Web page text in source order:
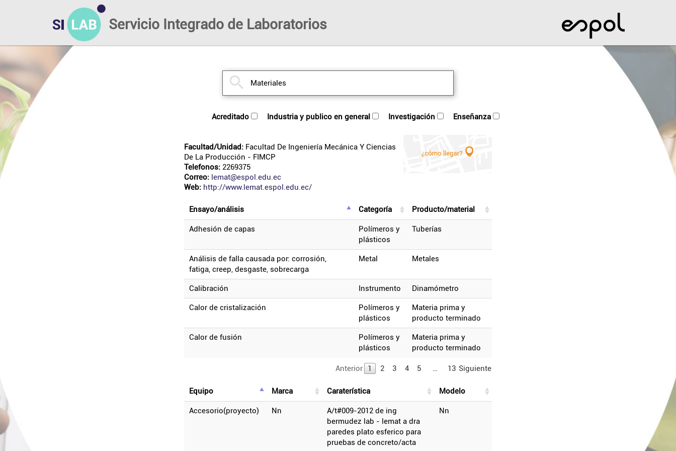
Servicio Integrado de Laboratorios
acreditado industria y publico en general investigación enseñanza
Facultad/Unidad: Facultad De Ingeniería Mecánica Y Ciencias
De La Producción - FIMCP
Telefonos: 2269375
Correo: lemat@espol.edu.ec
Web: http://www.lemat.espol.edu.ec/
ensayo/análisis categoría producto/material
adhesión de capas
polímeros y
plásticos
tuberías
análisis de falla causada por: corrosión,
fatiga, creep, desgaste, sobrecarga
metal metales
calibración instrumento dinamómetro
calor de cristalización
polímeros y
plásticos
materia prima y
producto terminado
calor de fusión
polímeros y
plásticos
materia prima y
producto terminado
Anterior 1 2 3 4 5 … 13 Siguiente
equipo marca caraterística modelo
accesorio(proyecto) nn
a/t#009-2012 de ing
bermudez lab - lemat a dra
paredes plato esferico para
pruebas de concreto/acta
nn